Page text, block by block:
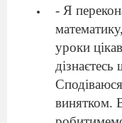
- Я
уроки
винятком.